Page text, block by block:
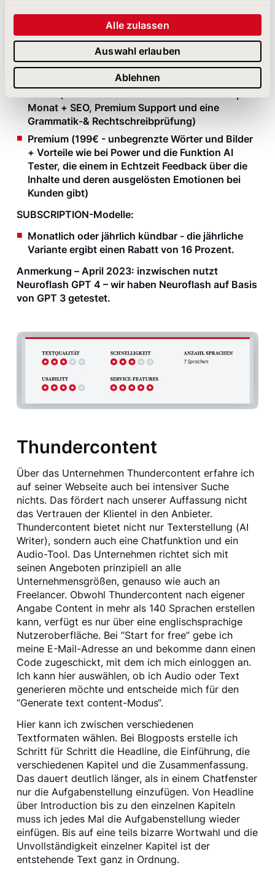
Alle zulassen
Auswahl erlauben
Ablehnen
Es gibt 3 verschiedene Modelle:
Basic (29€ - 20.000 Wörter + 25 KI Bilder pro
Monat + SEO, Premium Support und eine
Grammatik-& Rechtschreibprüfung)
Premium (199€ - unbegrenzte Wörter und Bilder
+ Vorteile wie bei Power und die Funktion AI
Tester, die einem in Echtzeit Feedback über die
Inhalte und deren ausgelösten Emotionen bei
Kunden gibt)
SUBSCRIPTION-Modelle:
Monatlich oder jährlich kündbar - die jährliche
Variante ergibt einen Rabatt von 16 Prozent.
Anmerkung – April 2023: inzwischen nutzt
Neuroflash GPT 4 – wir haben Neuroflash auf Basis
von GPT 3 getestet.
Thundercontent
Über das Unternehmen Thundercontent erfahre ich
auf seiner Webseite auch bei intensiver Suche
nichts. Das fördert nach unserer Auffassung nicht
das Vertrauen der Klientel in den Anbieter.
Thundercontent bietet nicht nur Texterstellung (AI
Writer), sondern auch eine Chatfunktion und ein
Audio-Tool. Das Unternehmen richtet sich mit
seinen Angeboten prinzipiell an alle
Unternehmensgrößen, genauso wie auch an
Freelancer. Obwohl Thundercontent nach eigener
Angabe Content in mehr als 140 Sprachen erstellen
kann, verfügt es nur über eine englischsprachige
Nutzeroberfläche. Bei “Start for free” gebe ich
meine E-Mail-Adresse an und bekomme dann einen
Code zugeschickt, mit dem ich mich einloggen an.
Ich kann hier auswählen, ob ich Audio oder Text
generieren möchte und entscheide mich für den
“Generate text content-Modus“.
Hier kann ich zwischen verschiedenen
Textformaten wählen. Bei Blogposts erstelle ich
Schritt für Schritt die Headline, die Einführung, die
verschiedenen Kapitel und die Zusammenfassung.
Das dauert deutlich länger, als in einem Chatfenster
nur die Aufgabenstellung einzufügen. Von Headline
über Introduction bis zu den einzelnen Kapiteln
muss ich jedes Mal die Aufgabenstellung wieder
einfügen. Bis auf eine teils bizarre Wortwahl und die
Unvollständigkeit einzelner Kapitel ist der
entstehende Text ganz in Ordnung.